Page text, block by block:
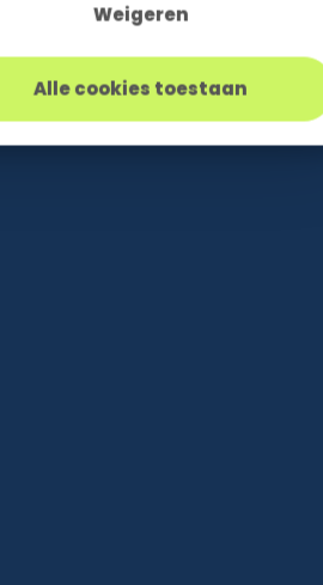
Weigeren
Alle cookies toestaan